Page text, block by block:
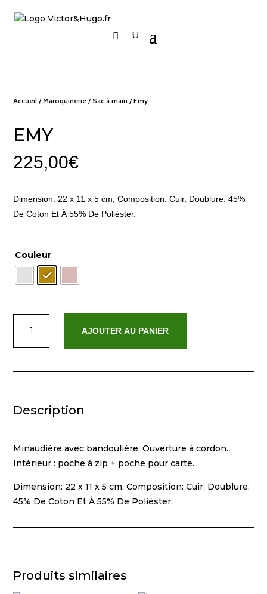
Accueil /Maroquinerie /Sac à main / Emy
EMY
225,00€
Dimension: 22 x 11 x 5 cm, Composition: Cuir, Doublure: 45%
De Coton Et À 55% De Poliéster.
Couleur
Emy
AJOUTER AU PANIER
Description
Minaudière avec bandoulière. Ouverture à cordon.
Intérieur : poche à zip + poche pour carte.
Dimension: 22 x 11 x 5 cm, Composition: Cuir, Doublure:
45% De Coton Et À 55% De Poliéster.
Produits similaires